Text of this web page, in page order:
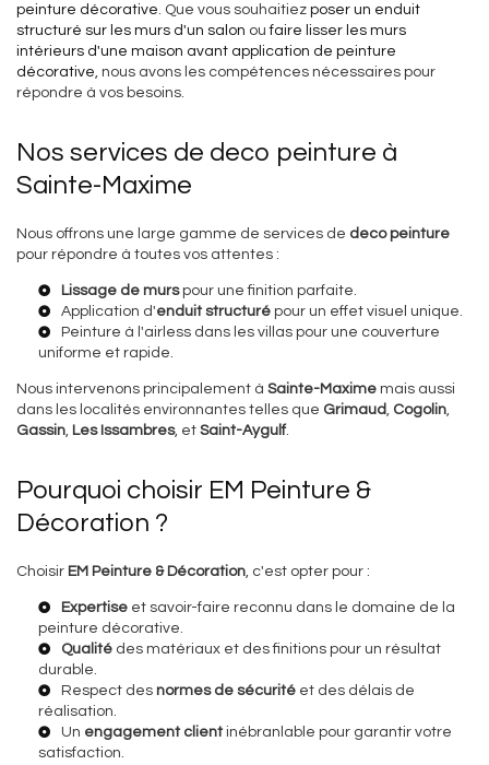
peinture décorative . Que vous souhaitiez poser un enduit
structuré sur les murs d'un salon oufaire lisser les murs
intérieurs d'une maison avant application de peinture
décorative , nous avons les compétences nécessaires pour
répondre à vos besoins.
Nos services de deco peinture à
Sainte-Maxime
Nous offrons une large gamme de services de deco peinture
pour répondre à toutes vos attentes :
Lissage de murspour une finition parfaite.
Application d'enduit structuré pour un effet visuel unique.
Peinture à l'airless dans les villas pour une couverture
uniforme et rapide.
Nous intervenons principalement à Sainte-Maxime mais aussi
dans les localités environnantes telles que Grimaud Cogolin
Gassin Les Issambres, et Saint-Aygulf.
Pourquoi choisir EM Peinture &
Décoration ?
Choisir EM Peinture & Décoration , c'est opter pour :
Expertise et savoir-faire reconnu dans le domaine de la
peinture décorative.
Qualité des matériaux et des finitions pour un résultat
durable.
Respect des normes de sécurité et des délais de
réalisation.
Un engagement client inébranlable pour garantir votre
satisfaction.